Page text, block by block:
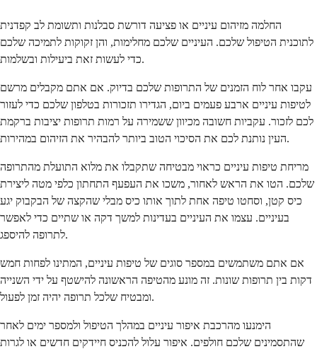
החלמה מזיהום עיניים או פציעה דורשת סבלנות ותשומת לב קפדנית
לתוכנית הטיפול שלכם. העיניים שלכם מחלימות, והן זקוקות לתמיכה שלכם
כדי לעשות זאת ביעילות ובשלמות.
עקבו אחר לוח הזמנים של התרופות שלכם בדיוק. אם אתם מקבלים מרשם
לטיפות עיניים ארבע פעמים ביום, הגדירו תזכורות בטלפון שלכם כדי לעזור
לכם לזכור. עקביות חשובה מכיוון ששמירה על רמות תרופות יציבות ברקמת
העין נותנת לכם את הסיכוי הטוב ביותר להבהיר את הזיהום במהירות.
מריחת טיפות עיניים כראוי מבטיחה שתקבלו את מלוא התועלת מהתרופה
שלכם. הטו את הראש לאחור, משכו את העפעף התחתון כלפי מטה ליצירת
כיס קטן, וסחטו טיפה אחת לתוך אותו כיס מבלי שהקצה של הבקבוק יגע
בעיניים. עצמו את העיניים בעדינות למשך דקה או שתיים כדי לאפשר
לתרופה להיספג.
אם אתם משתמשים במספר סוגים של טיפות עיניים, המתינו לפחות חמש
דקות בין תרופות שונות. זה מונע מהטיפה הראשונה להישטף על ידי השנייה
ומבטיח שלכל תרופה יהיה זמן לפעול.
הימנעו מהרכבת איפור עיניים במהלך הטיפול ולמספר ימים לאחר
שהתסמינים שלכם חולפים. איפור עלול להכניס חיידקים חדשים או לגרות